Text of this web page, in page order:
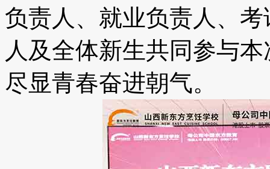
负责人、就业负责人、
人及全体新生共同参与
尽显青春奋进朝气。